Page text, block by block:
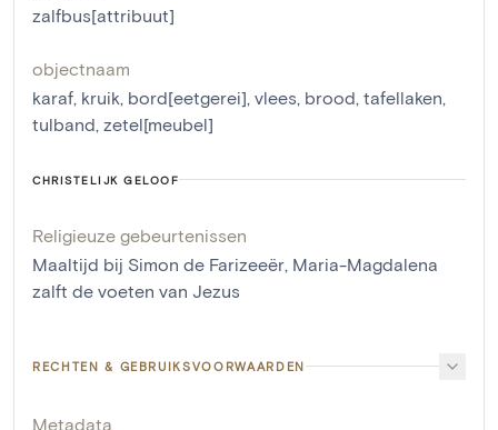
zalfbus[attribuut]
objectnaam
karaf kruik bord[eetgerei] vlees brood tafellaken
tulband zetel[meubel]
CHRISTELIJK GELOOF
Religieuze gebeurtenissen
Maaltijd bij Simon de Farizeeër Maria-Magdalena
zalft de voeten van Jezus
RECHTEN & GEBRUIKSVOORWAARDEN
Metadata